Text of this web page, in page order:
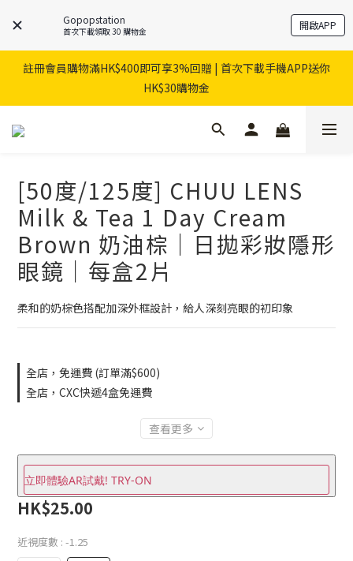
Gopopstation
首次下載領取 30 購物金 開啟APP
註冊會員購物滿HK$400即可享3%回贈 | 首次下載手機APP送你
HK$30購物金
[50度/125度] CHUU LENS
Milk & Tea 1 Day Cream
Brown 奶油棕｜日拋彩妝隱形
眼鏡｜每盒2片
柔和的奶棕色搭配加深外框設計，給人深刻亮眼的初印象
全店，免運費 (訂單滿$600)
全店，CXC快遞4盒免運費
查看更多
立即體驗AR試戴! TRY-ON
HK$25.00
近視度數 : -1.25